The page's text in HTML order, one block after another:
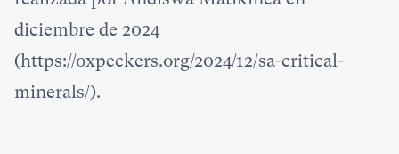
diciembre de 2024
(https://oxpeckers.org/2024/12/sa-critical-
minerals/).